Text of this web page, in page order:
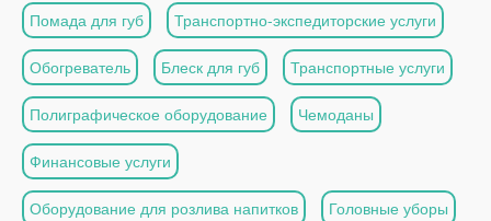
Помада для губ Транспортно-экспедиторские услуги
Обогреватель Блеск для губ Транспортные услуги
Полиграфическое оборудование Чемоданы
Финансовые услуги
Оборудование для розлива напитков Головные уборы